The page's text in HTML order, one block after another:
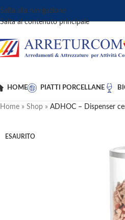
Salta alla navigazione
Salta al contenuto principale
HOME PIATTI PORCELLANE
Home » Shop » ADHOC – Dispenser
ESAURITO